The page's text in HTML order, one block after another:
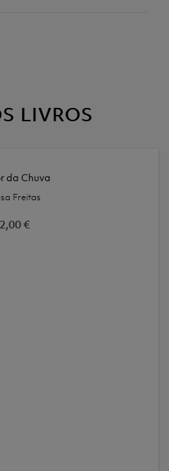
LIVROS
da Chuva
Freitas
€